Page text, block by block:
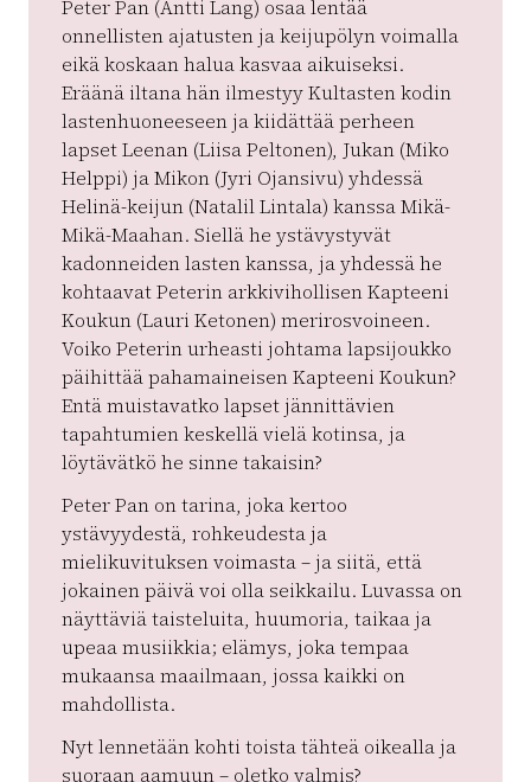
Peter Pan (Antti Lang) osaa lentää
onnellisten ajatusten ja keijupölyn voimalla
eikä koskaan halua kasvaa aikuiseksi.
Eräänä iltana hän ilmestyy Kultasten kodin
lastenhuoneeseen ja kiidättää perheen
lapset Leenan (Liisa Peltonen), Jukan (Miko
Helppi) ja Mikon (Jyri Ojansivu) yhdessä
Helinä-keijun (Natalil Lintala) kanssa Mikä-
Mikä-Maahan. Siellä he ystävystyvät
kadonneiden lasten kanssa, ja yhdessä he
kohtaavat Peterin arkkivihollisen Kapteeni
Koukun (Lauri Ketonen) merirosvoineen.
Voiko Peterin urheasti johtama lapsijoukko
päihittää pahamaineisen Kapteeni Koukun?
Entä muistavatko lapset jännittävien
tapahtumien keskellä vielä kotinsa, ja
löytävätkö he sinne takaisin?
Peter Pan on tarina, joka kertoo
ystävyydestä, rohkeudesta ja
mielikuvituksen voimasta – ja siitä, että
jokainen päivä voi olla seikkailu. Luvassa on
näyttäviä taisteluita, huumoria, taikaa ja
upeaa musiikkia; elämys, joka tempaa
mukaansa maailmaan, jossa kaikki on
mahdollista.
Nyt lennetään kohti toista tähteä oikealla ja
suoraan aamuun – oletko valmis?